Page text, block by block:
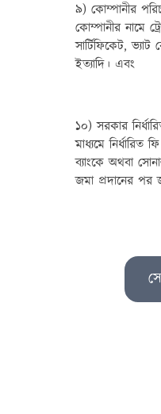
৯) কোম্পানীর
কোম্পানীর নামে
সার্টিফিকেট, ভ্যাট
ইত্যাদি। এবং
১০) সরকার
মাধ্যমে নির্ধারিত
ব্যাংকে অথবা
জমা প্রদানের পর